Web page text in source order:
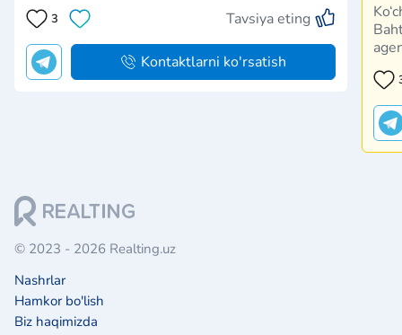
3 Tavsiya eting
Kontaktlarni ko'rsatish
© 2023 - 2026 Realting.uz
Nashrlar
Hamkor bo'lish
Biz haqimizda